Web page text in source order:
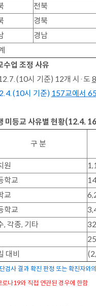
전북
경북
경남
수업 조정 사유
(10시 기준) 12개 시 ·도
시 기준) 157교에서
미등교 사유별 현황(12.4. 16
구 분
원
학교
교
학교
, 각종, 기타
대비
검사 결과 확진 판정 또는 확진자와
나19와 직접 연관된 경우에 한함